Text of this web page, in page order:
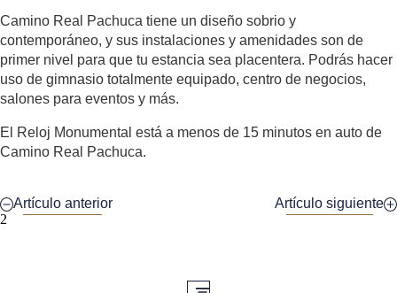
Camino Real Pachuca tiene un diseño sobrio y
contemporáneo, y sus instalaciones y amenidades son de
primer nivel para que tu estancia sea placentera. Podrás hacer
uso de gimnasio totalmente equipado, centro de negocios,
salones para eventos y más.
El Reloj Monumental está a menos de 15 minutos en auto de
Camino Real Pachuca.
Artículo anterior
Artículo siguiente
2